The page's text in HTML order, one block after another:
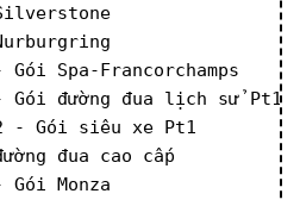
Spa-Francorchamps
đường đua lịch sử Pt1
- Gói siêu xe Pt1
đua cao cấp
Monza